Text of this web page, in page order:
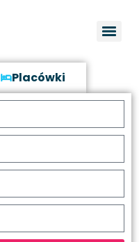
Placówki